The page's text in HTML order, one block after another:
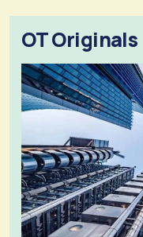
OT Originals